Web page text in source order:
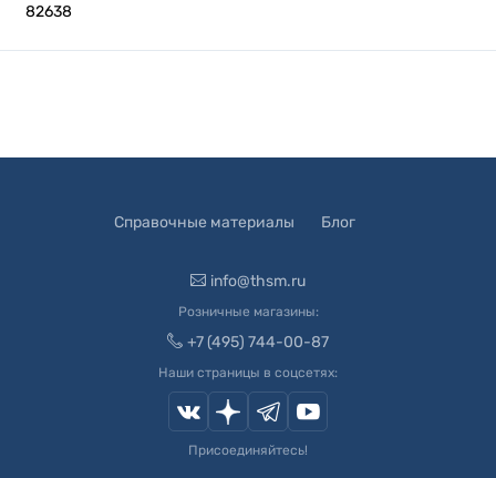
82638
Справочные материалы Блог
info@thsm.ru
Розничные магазины:
+7 (495) 744-00-87
Наши страницы в соцсетях:
Присоединяйтесь!